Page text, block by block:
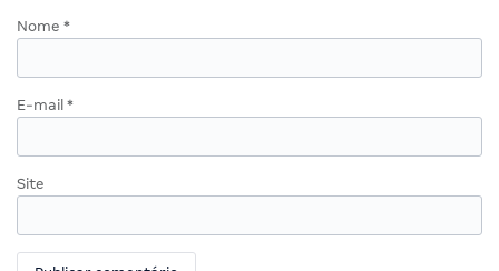
Nome *
E-mail *
Site